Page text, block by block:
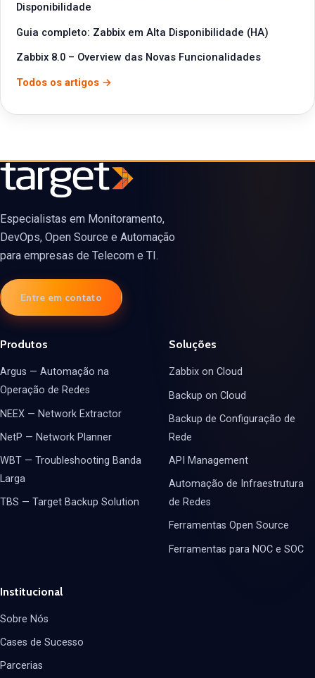
Disponibilidade
Guia completo: Zabbix em Alta Disponibilidade (HA)
Zabbix 8.0 – Overview das Novas Funcionalidades
Todos os artigos →
Especialistas em Monitoramento,
DevOps, Open Source e Automação
para empresas de Telecom e TI.
Entre em contato
Produtos
Argus — Automação na
Operação de Redes
NEEX — Network Extractor
NetP — Network Planner
WBT — Troubleshooting Banda
Larga
TBS — Target Backup Solution
Soluções
Zabbix on Cloud
Backup on Cloud
Backup de Configuração de
Rede
API Management
Automação de Infraestrutura
de Redes
Ferramentas Open Source
Ferramentas para NOC e SOC
Institucional
Sobre Nós
Cases de Sucesso
Parcerias